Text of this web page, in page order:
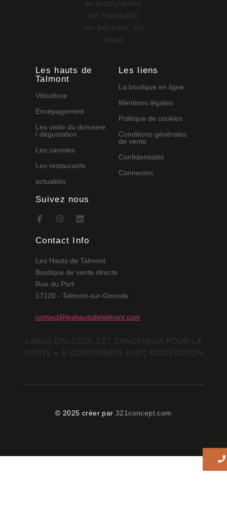
Les hauts de
Talmont
Viticulture
Encépagement
Les visite du domaine
/ dégustation
Les cavistes
Les restaurants
actualités
Les liens
La boutique en ligne
Mentions légales
Politique de cookies
Conditions générales
de vente
Confidentialité
Connexion
Suivez nous
Contact Info
Les Hauts de Talmont
Boutique de vente directe
Rue du Port
17120 - Talmont-sur-Gironde
contact@leshautsdetalmont.com
L’ABUS D’ALCOOL EST DANGEREUX POUR LA
SANTÉ • À CONSOMMER AVEC MODÉRATION
© 2025 créer par321concept.com